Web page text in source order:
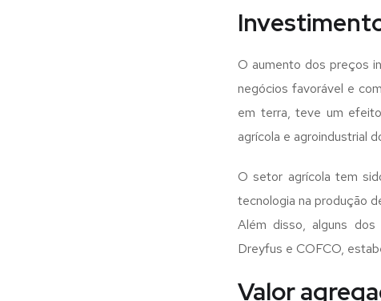
O aumento dos preços
negócios favorável e
em terra, teve um
agrícola e agroindustrial
O setor agrícola tem
tecnologia na produção
Além disso, alguns
Dreyfus e COFCO,
Valor